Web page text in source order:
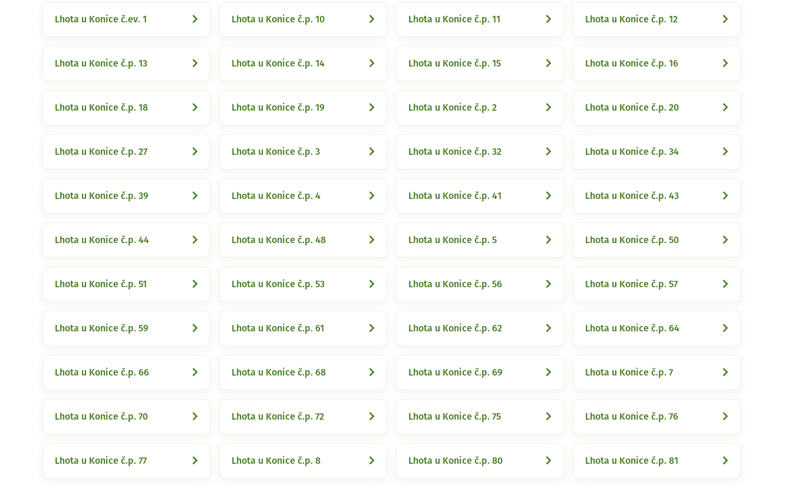
Lhota u Konice č.ev. 1 Lhota u Konice č.p. 10 Lhota u Konice č.p. 11 Lhota u Konice č.p. 12
Lhota u Konice č.p. 13 Lhota u Konice č.p. 14 Lhota u Konice č.p. 15 Lhota u Konice č.p. 16
Lhota u Konice č.p. 18 Lhota u Konice č.p. 19 Lhota u Konice č.p. 2 Lhota u Konice č.p. 20
Lhota u Konice č.p. 27 Lhota u Konice č.p. 3 Lhota u Konice č.p. 32 Lhota u Konice č.p. 34
Lhota u Konice č.p. 39 Lhota u Konice č.p. 4 Lhota u Konice č.p. 41 Lhota u Konice č.p. 43
Lhota u Konice č.p. 44 Lhota u Konice č.p. 48 Lhota u Konice č.p. 5 Lhota u Konice č.p. 50
Lhota u Konice č.p. 51 Lhota u Konice č.p. 53 Lhota u Konice č.p. 56 Lhota u Konice č.p. 57
Lhota u Konice č.p. 59 Lhota u Konice č.p. 61 Lhota u Konice č.p. 62 Lhota u Konice č.p. 64
Lhota u Konice č.p. 66 Lhota u Konice č.p. 68 Lhota u Konice č.p. 69 Lhota u Konice č.p. 7
Lhota u Konice č.p. 70 Lhota u Konice č.p. 72 Lhota u Konice č.p. 75 Lhota u Konice č.p. 76
Lhota u Konice č.p. 77 Lhota u Konice č.p. 8 Lhota u Konice č.p. 80 Lhota u Konice č.p. 81